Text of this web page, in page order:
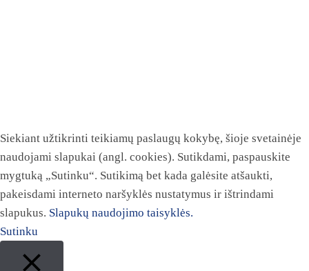
Siekiant užtikrinti teikiamų paslaugų kokybę, šioje svetainėje
naudojami slapukai (angl. cookies). Sutikdami, paspauskite
mygtuką „Sutinku“. Sutikimą bet kada galėsite atšaukti,
pakeisdami interneto naršyklės nustatymus ir ištrindami
slapukus. Slapukų naudojimo taisyklės.
Sutinku